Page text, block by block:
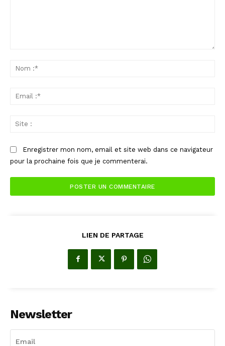
Enregistrer mon nom, email et site web dans ce navigateur
pour la prochaine fois que je commenterai.
LIEN DE PARTAGE
Newsletter